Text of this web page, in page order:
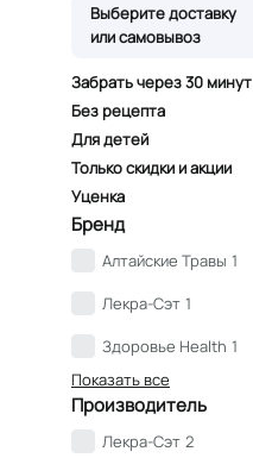
Выберите доставку
или самовывоз
Забрать через 30 минут
Без рецепта
Для детей
Только скидки и акции
Уценка
Бренд
Алтайские Травы 1
Лекра-Сэт 1
Здоровье Health 1
Показать все
Производитель
Лекра-Сэт 2